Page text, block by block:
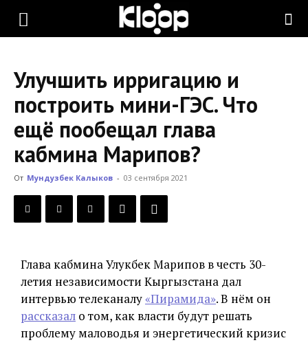
KLOOP.KG
Новости
Кыргызстана
Улучшить ирригацию и
построить мини-ГЭС. Что
ещё пообещал глава
кабмина Марипов?
От Мундузбек Калыков - 03 сентября 2021
Глава кабмина Улукбек Марипов в честь 30-
летия независимости Кыргызстана дал
интервью телеканалу«Пирамида». В нём он
рассказал о том, как власти будут решать
проблему маловодья и энергетический кризис